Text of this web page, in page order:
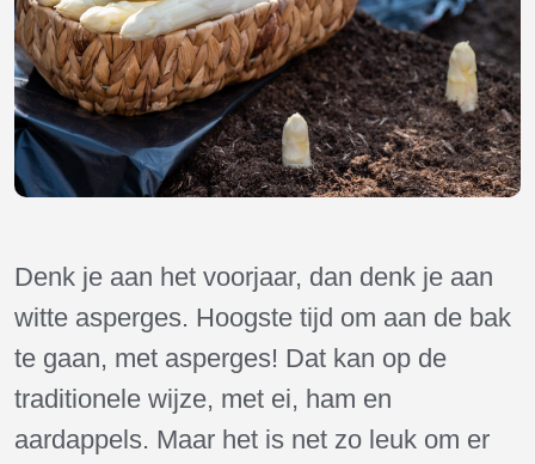
Denk je aan het voorjaar, dan denk je aan
witte asperges. Hoogste tijd om aan de bak
te gaan, met asperges! Dat kan op de
traditionele wijze, met ei, ham en
aardappels. Maar het is net zo leuk om er